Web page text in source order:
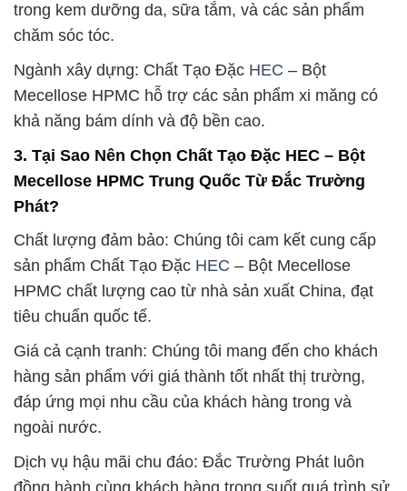
trong kem dưỡng da, sữa tắm, và các sản phẩm
chăm sóc tóc.
Ngành xây dựng: Chất Tạo Đặc HEC – Bột
Mecellose HPMC hỗ trợ các sản phẩm xi măng có
khả năng bám dính và độ bền cao.
3. Tại Sao Nên Chọn Chất Tạo Đặc HEC – Bột
Mecellose HPMC Trung Quốc Từ Đắc Trường
Phát?
Chất lượng đảm bảo: Chúng tôi cam kết cung cấp
sản phẩm Chất Tạo Đặc HEC – Bột Mecellose
HPMC chất lượng cao từ nhà sản xuất China, đạt
tiêu chuẩn quốc tế.
Giá cả cạnh tranh: Chúng tôi mang đến cho khách
hàng sản phẩm với giá thành tốt nhất thị trường,
đáp ứng mọi nhu cầu của khách hàng trong và
ngoài nước.
Dịch vụ hậu mãi chu đáo: Đắc Trường Phát luôn
đồng hành cùng khách hàng trong suốt quá trình sử